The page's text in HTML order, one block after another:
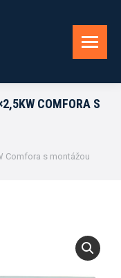
COMFORA S
Comfora s montážou